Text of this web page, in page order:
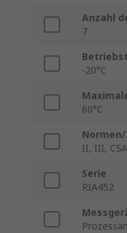
Anzahl
7
-20°C
60°C
II, III,
Serie
RIA452